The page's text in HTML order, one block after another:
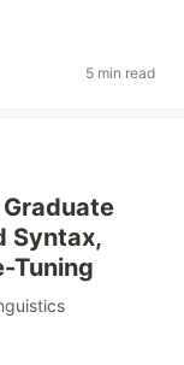
5 min read
Syntax,
Tuning